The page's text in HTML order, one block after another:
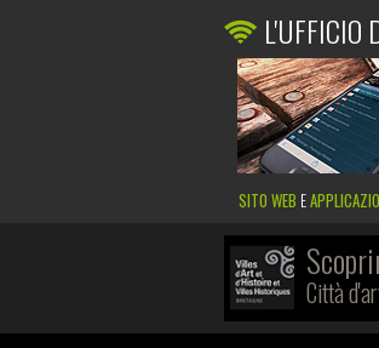
L'UFFICIO
SITO WEB E
Città